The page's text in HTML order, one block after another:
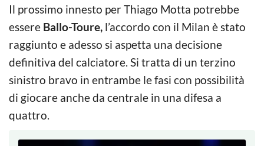
Il prossimo innesto per Thiago Motta potrebbe
essere Ballo-Toure, l’accordo con il Milan è stato
raggiunto e adesso si aspetta una decisione
definitiva del calciatore. Si tratta di un terzino
sinistro bravo in entrambe le fasi con possibilità
di giocare anche da centrale in una difesa a
quattro.